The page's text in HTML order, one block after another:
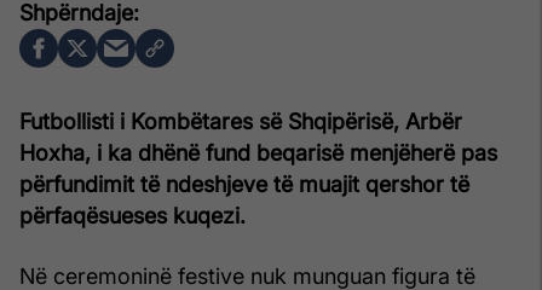
Futbollisti i Kombëtares së Shqipërisë, Arbër
Hoxha, i ka dhënë fund beqarisë menjëherë pas
përfundimit të ndeshjeve të muajit qershor të
përfaqësueses kuqezi.
Në ceremoninë festive nuk munguan figura të